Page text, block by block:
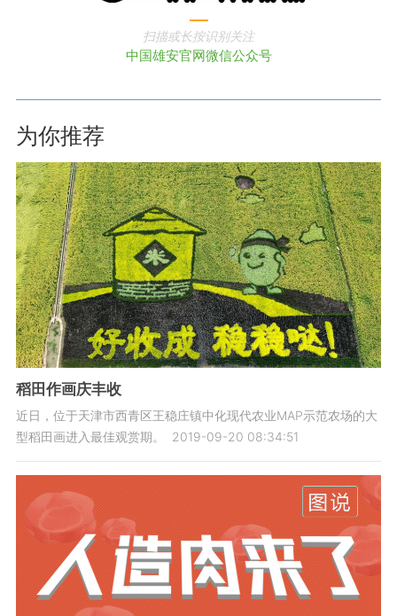
扫描或长按识别关注
中国雄安官网微信公众号
为你推荐
稻田作画庆丰收
近日，位于天津市西青区王稳庄镇中化现代农业MAP示范农场的大
型稻田画进入最佳观赏期。
2019-09-20 08:34:51